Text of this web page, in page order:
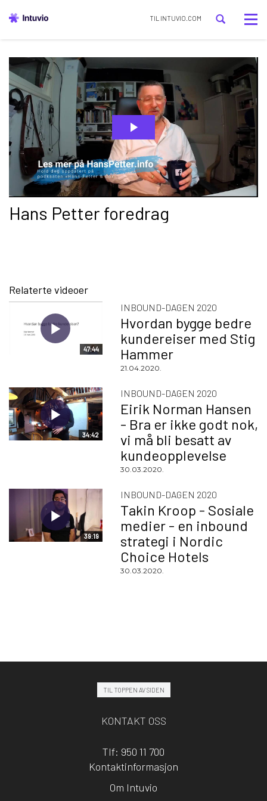
TIL INTUVIO.COM
Hans Petter foredrag
Relaterte videoer
47:44
INBOUND-DAGEN 2020
Hvordan bygge bedre
kundereiser med Stig
Hammer
21.04.2020.
34:42
INBOUND-DAGEN 2020
Eirik Norman Hansen
- Bra er ikke godt nok,
vi må bli besatt av
kundeopplevelse
30.03.2020.
39:19
INBOUND-DAGEN 2020
Takin Kroop - Sosiale
medier - en inbound
strategi i Nordic
Choice Hotels
30.03.2020.
TIL TOPPEN AV SIDEN
KONTAKT OSS
Tlf: 950 11 700
Kontaktinformasjon
Om Intuvio